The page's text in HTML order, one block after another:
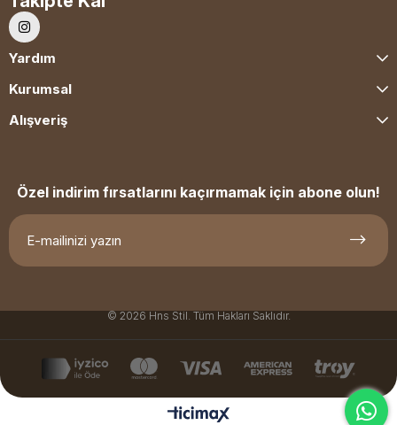
Yardım
Kurumsal
Alışveriş
Özel indirim fırsatlarını kaçırmamak için abone olun!
© 2026 Hns Stil. Tüm Hakları Saklıdır.